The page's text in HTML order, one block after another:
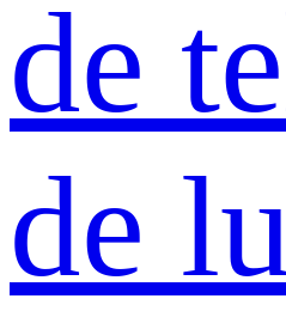
de
de